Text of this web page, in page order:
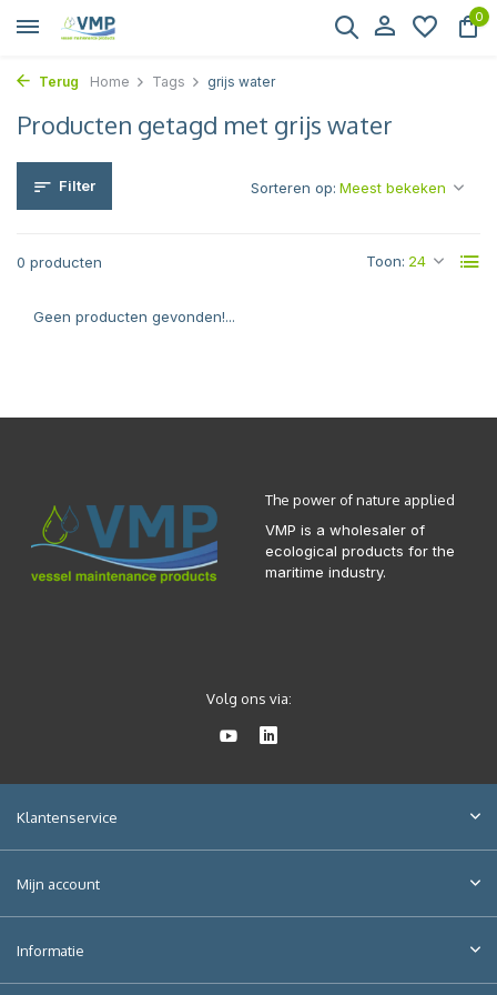
0
Terug Home Tags grijs water
Producten getagd met grijs water
Filter
0 producten Toon:
Sorteren op:
Geen producten gevonden!...
The power of nature applied
VMP is a wholesaler of
ecological products for the
maritime industry.
Volg ons via:
Klantenservice
Mijn account
Informatie